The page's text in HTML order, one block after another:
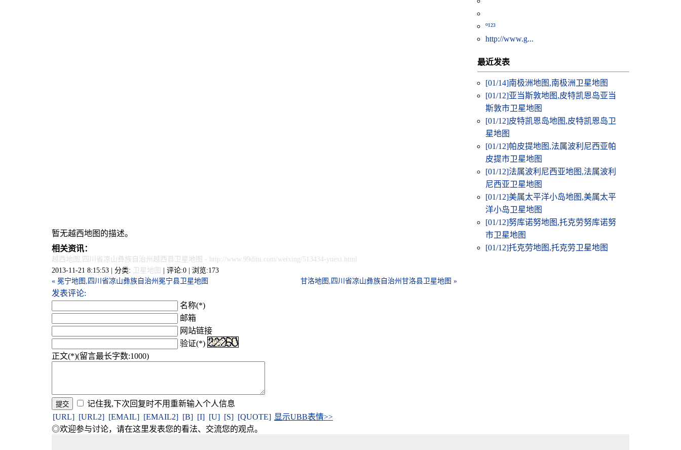
暂无越西地图的描述。
相关资讯：
越西地图,四川省凉山彝族自治州越西县卫星地图 - http://www.99ditu.com/weixing/513434-yuexi.html
2013-11-21 8:15:53 | 分类:
卫星地图 | 评论:0 | 浏览:173
« 冕宁地图,四川省凉山彝族自治州冕宁县卫星地图
甘洛地图,四川省凉山彝族自治州甘洛县卫星地图 »
发表评论:
名称(*)
邮箱
网站链接
验证(*)
正文(*)(留言最长字数:1000)
记住我,下次回复时不用重新输入个人信息
[URL] [URL2] [EMAIL] [EMAIL2] [B] [I] [U] [S] [QUOTE] 显示UBB表情>>
◎欢迎参与讨论，请在这里发表您的看法、交流您的观点。
º¹²³
http://www.g...
最近发表
[01/14]南极洲地图,南极洲卫星地图
[01/12]亚当斯敦地图,皮特凯恩岛亚当
斯敦市卫星地图
[01/12]皮特凯恩岛地图,皮特凯恩岛卫
星地图
[01/12]帕皮提地图,法属波利尼西亚帕
皮提市卫星地图
[01/12]法属波利尼西亚地图,法属波利
尼西亚卫星地图
[01/12]美属太平洋小岛地图,美属太平
洋小岛卫星地图
[01/12]努库诺努地图,托克劳努库诺努
市卫星地图
[01/12]托克劳地图,托克劳卫星地图